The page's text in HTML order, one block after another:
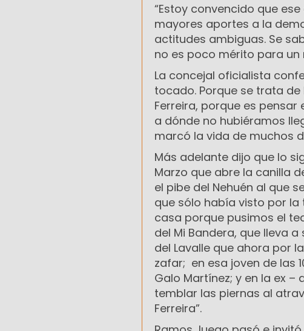
“Estoy convencido que
mayores aportes a la
actitudes ambiguas. Se
no es poco mérito para un
La concejal oficialista
tocado. Porque se trata
Ferreira, porque es
a dónde no hubiéramos
marcó la vida de muchos
Más adelante dijo que lo
Marzo que abre la canilla
el pibe del Nehuén al que
que sólo había visto por la
casa porque pusimos el
del Mi Bandera, que lleva
del Lavalle que ahora por
zafar; en esa joven de las
Galo Martínez; y en la ex
temblar las piernas al
Ferreira”.